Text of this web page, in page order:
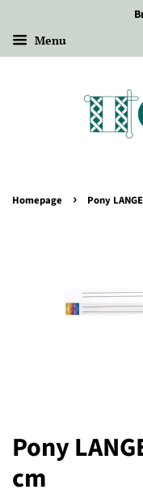
Menu
Homepage › Pony
Pony
cm